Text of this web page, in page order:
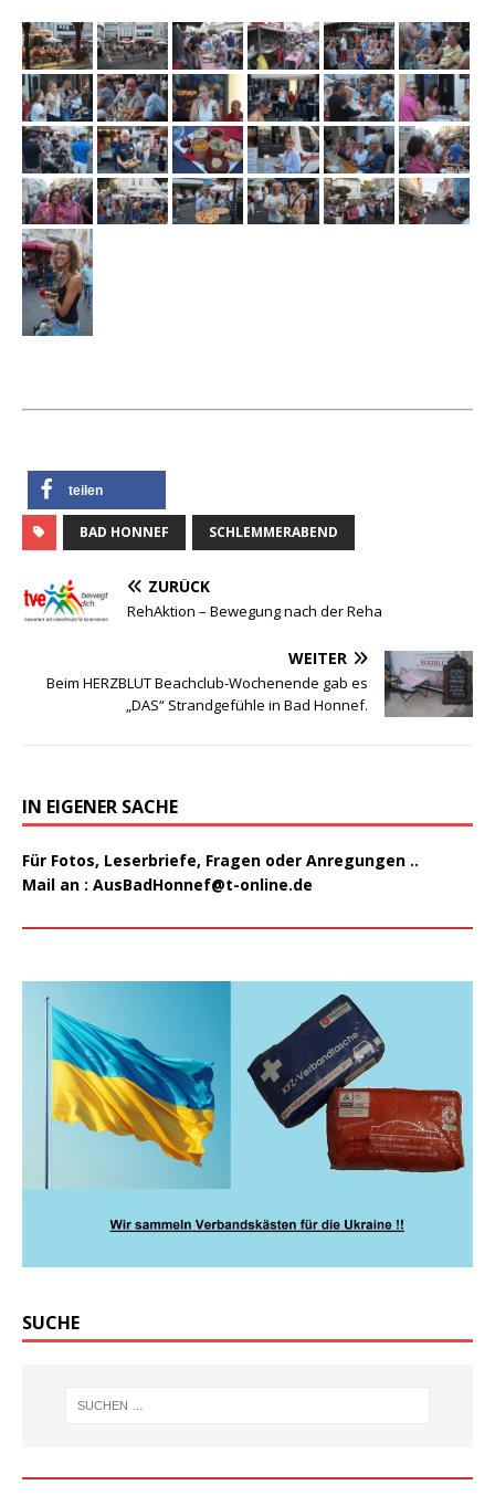
teilen
BAD HONNEF SCHLEMMERABEND
ZURÜCK
RehAktion – Bewegung nach der Reha
WEITER
Beim HERZBLUT Beachclub-Wochenende gab es
„DAS“ Strandgefühle in Bad Honnef.
IN EIGENER SACHE
Für Fotos, Leserbriefe, Fragen oder Anregungen ..
Mail an : AusBadHonnef@t-online.de
SUCHE